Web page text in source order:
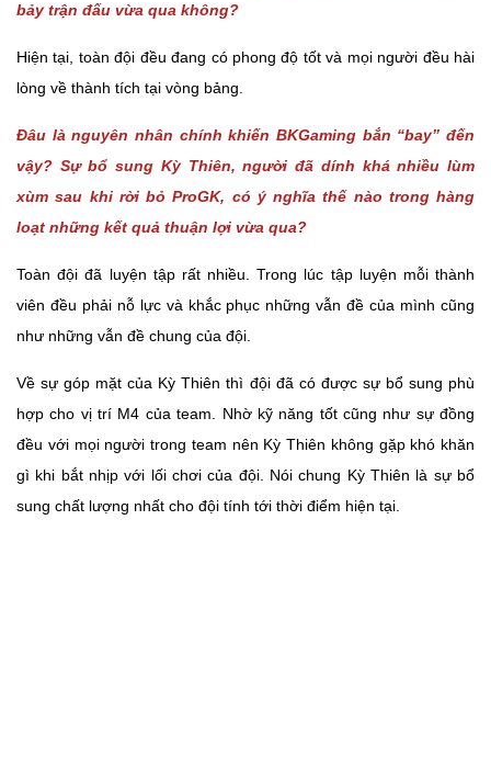
bảy trận đấu vừa qua không?
Hiện tại, toàn đội đều đang có phong độ tốt và mọi người đều hài
lòng về thành tích tại vòng bảng.
Đâu là nguyên nhân chính khiến BKGaming bắn “bay” đến
vậy? Sự bổ sung Kỳ Thiên, người đã dính khá nhiều lùm
xùm sau khi rời bỏ ProGK, có ý nghĩa thế nào trong hàng
loạt những kết quả thuận lợi vừa qua?
Toàn đội đã luyện tập rất nhiều. Trong lúc tập luyện mỗi thành
viên đều phải nỗ lực và khắc phục những vẫn đề của mình cũng
như những vẫn đề chung của đội.
Về sự góp mặt của Kỳ Thiên thì đội đã có được sự bổ sung phù
hợp cho vị trí M4 của team. Nhờ kỹ năng tốt cũng như sự đồng
đều với mọi người trong team nên Kỳ Thiên không gặp khó khăn
gì khi bắt nhịp với lối chơi của đội. Nói chung Kỳ Thiên là sự bổ
sung chất lượng nhất cho đội tính tới thời điểm hiện tại.